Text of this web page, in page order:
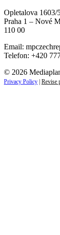
Opletalova 1603/
Praha 1 – Nové
110 00
Email:
Telefon: +420
© 2026
Privacy Policy | Revise